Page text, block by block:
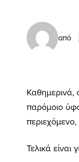
από
Καθημερινά,
παρόμοιο
Τελικά είναι